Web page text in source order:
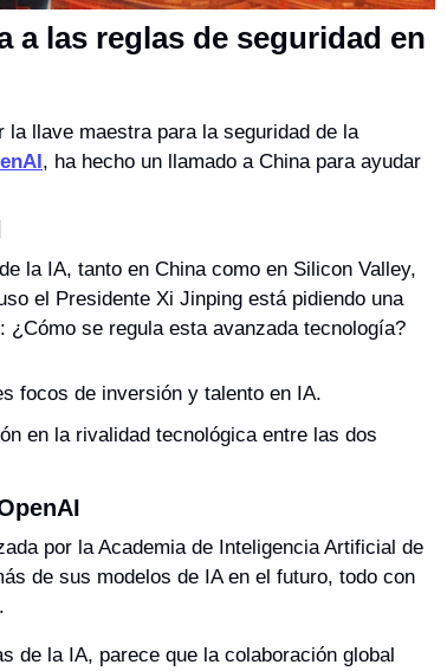
a las reglas de seguridad en
llave maestra para la seguridad de la
, ha hecho un llamado a China para ayudar
la IA, tanto en China como en Silicon Valley,
el Presidente Xi Jinping está pidiendo una
se regula esta avanzada tecnología?
focos de inversión y talento en IA.
en la rivalidad tecnológica entre las dos
por la Academia de Inteligencia Artificial de
de sus modelos de IA en el futuro, todo con
de la IA, parece que la colaboración global